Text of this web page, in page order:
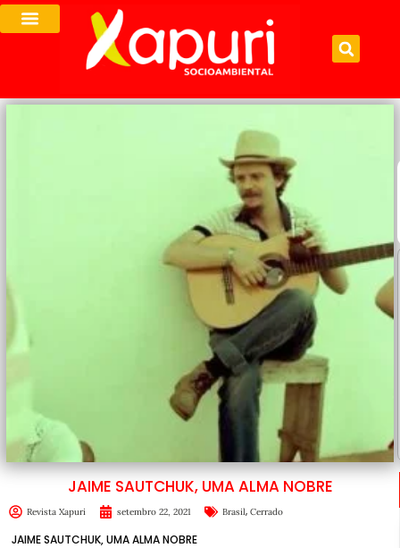
JAIME SAUTCHUK, UMA ALMA NOBRE
Revista Xapuri setembro 22, 2021 Brasil, Cerrado
JAIME SAUTCHUK, UMA ALMA NOBRE